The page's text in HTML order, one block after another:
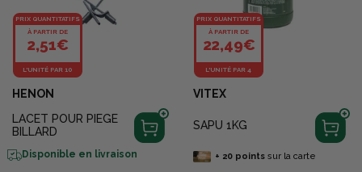
PRIX QUANTITATIFS
À PARTIR DE
2,51€
L'UNITÉ PAR 10
HENON
LACET POUR PIEGE
BILLARD
Disponible en livraison
PRIX QUANTITATIFS
À PARTIR DE
22,49€
L'UNITÉ PAR 4
VITEX
SAPU 1KG
+ 20pointssur la carte